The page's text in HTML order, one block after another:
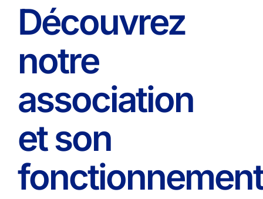
Découvrez
notre
association
et son
fonctionnement